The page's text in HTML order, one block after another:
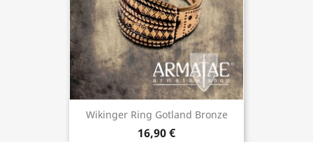
Wikinger Ring Gotland Bronze
16,90 €